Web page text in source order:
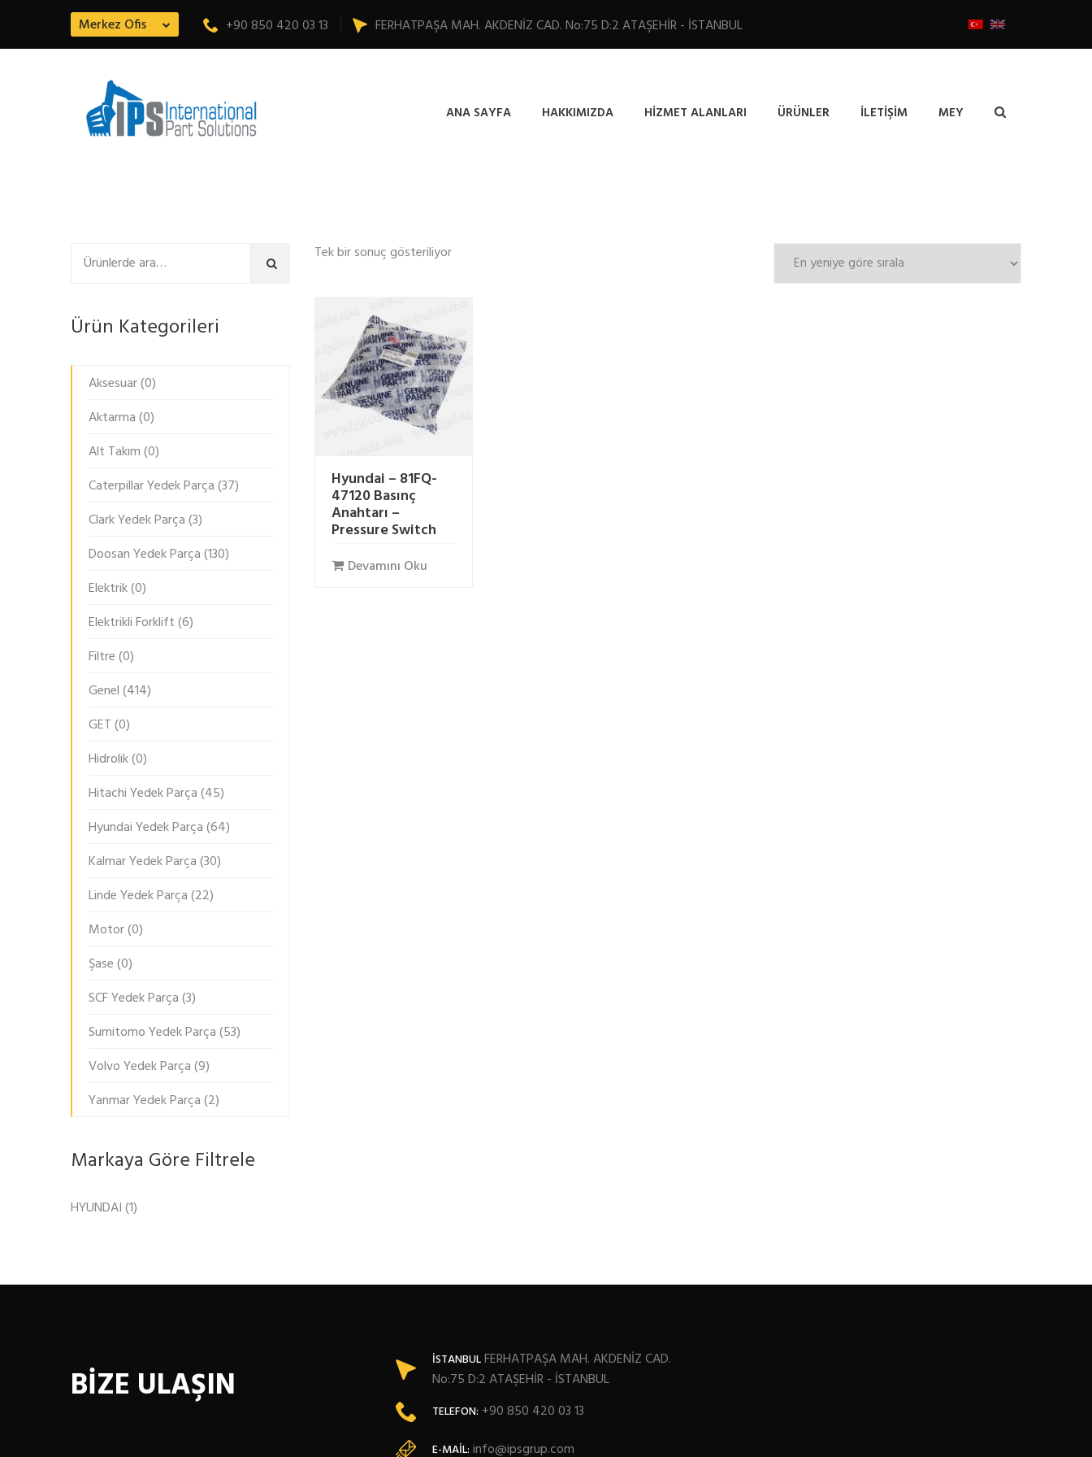
Merkez Ofis +90 850 420 03 13 FERHATPAŞA MAH. AKDENİZ CAD. No:75 D:2 ATAŞEHİR - İSTANBUL
ANA SAYFA HAKKIMIZDA HIZMET ALANLARI ÜRÜNLER İLETIŞIM MEY
Tek bir sonuç gösteriliyor
Hyundai – 81FQ-
47120 Basınç
Anahtarı –
Pressure Switch
Devamını Oku
Ara
Ürün Kategorileri
Aksesuar(0)
Aktarma(0)
Alt Takım(0)
Caterpillar Yedek Parça(37)
Clark Yedek Parça(3)
Doosan Yedek Parça(130)
Elektrik(0)
Elektrikli Forklift(6)
Filtre(0)
Genel(414)
GET(0)
Hidrolik(0)
Hitachi Yedek Parça(45)
Hyundai Yedek Parça(64)
Kalmar Yedek Parça(30)
Linde Yedek Parça(22)
Motor(0)
Şase(0)
SCF Yedek Parça(3)
Sumitomo Yedek Parça(53)
Volvo Yedek Parça(9)
Yanmar Yedek Parça(2)
Markaya Göre Filtrele
HYUNDAI(1)
BİZE ULAŞIN
İSTANBULFERHATPAŞA MAH. AKDENİZ CAD.
No:75 D:2 ATAŞEHİR - İSTANBUL
TELEFON: +90 850 420 03 13
E-MAIL: info@ipsgrup.com